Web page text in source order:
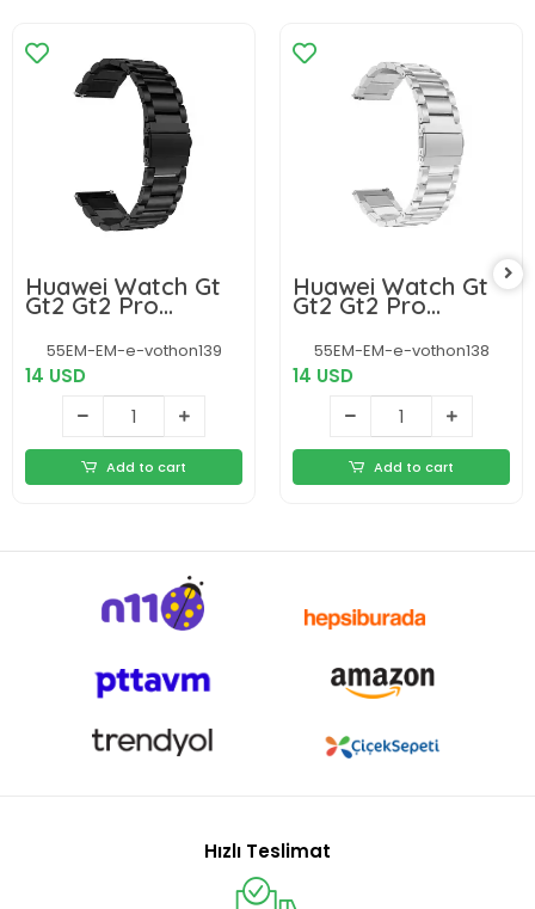
Huawei Watch Gt
Gt2 Gt2 Pro
Uyumlu Classic
Çelik Metal
Kordon 46mm
55EM-EM-e-vothon139
14 USD
Add to cart
Huawei Watch Gt
Gt2 Gt2 Pro
Classic Çelik Metal
Kordon 46 Mm
55EM-EM-e-vothon138
14 USD
Add to cart
Hızlı Teslimat